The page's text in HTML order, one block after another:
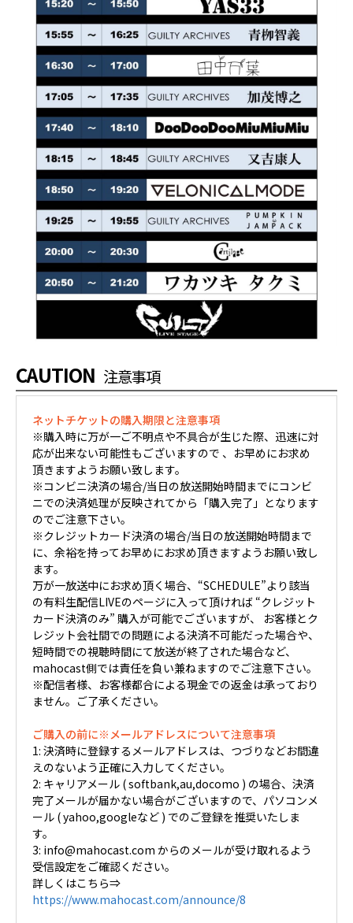
CAUTION 注意事項
ネットチケットの購入期限と注意事項
※購入時に万が一ご不明点や不具合が生じた際、迅速に対
応が出来ない可能性もございますので 、お早めにお求め
頂きますようお願い致します。
※コンビニ決済の場合/当日の放送開始時間までにコンビ
ニでの決済処理が反映されてから「購入完了」となります
のでご注意下さい。
※クレジットカード決済の場合/当日の放送開始時間まで
に、余裕を持ってお早めにお求め頂きますようお願い致し
ます。
万が一放送中にお求め頂く場合、“SCHEDULE”より該当
の有料生配信LIVEのページに入って頂ければ “クレジット
カード決済のみ” 購入が可能でございますが、 お客様とク
レジット会社間での問題による決済不可能だった場合や、
短時間での視聴時間にて放送が終了された場合など、
mahocast側では責任を負い兼ねますのでご注意下さい。
※配信者様、お客様都合による現金での返金は承っており
ません。ご了承ください。
ご購入の前に※メールアドレスについて注意事項
1: 決済時に登録するメールアドレスは、つづりなどお間違
えのないよう正確に入力してください。
2: キャリアメール ( softbank,au,docomo ) の場合、決済
完了メールが届かない場合がございますので、パソコンメ
ール ( yahoo,googleなど ) でのご登録を推奨いたしま
す。
3: info@mahocast.com からのメールが受け取れるよう
受信設定をご確認ください。
詳しくはこちら⇒
https://www.mahocast.com/announce/8